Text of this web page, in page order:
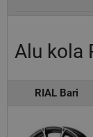
Alu kola
RIAL Bari